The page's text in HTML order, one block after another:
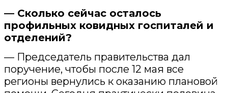
— Сколько сейчас осталось
профильных ковидных госпиталей и
отделений?
— Председатель правительства дал
поручение, чтобы после 12 мая все
регионы вернулись к оказанию плановой